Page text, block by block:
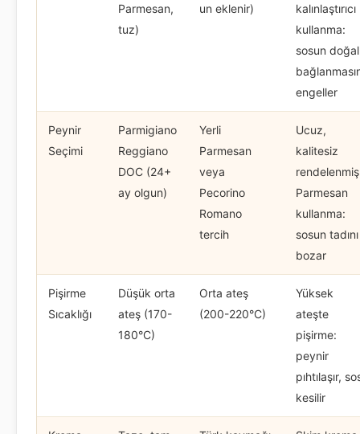
Parmesan,
tuz)
un eklenir)
kalınlaştırıcı
kullanma:
sosun doğal
engeller
Peynir
Seçimi
Parmigiano
Reggiano
DOC (24+
ay olgun)
Yerli
Parmesan
veya
Pecorino
Romano
tercih
Ucuz,
kalitesiz
rendelenmiş
Parmesan
kullanma:
sosun tadını
bozar
Pişirme
Sıcaklığı
Düşük orta
ateş (170-
180°C)
Orta ateş
(200-220°C)
Yüksek
ateşte
pişirme:
peynir
pıhtılaşır,
kesilir